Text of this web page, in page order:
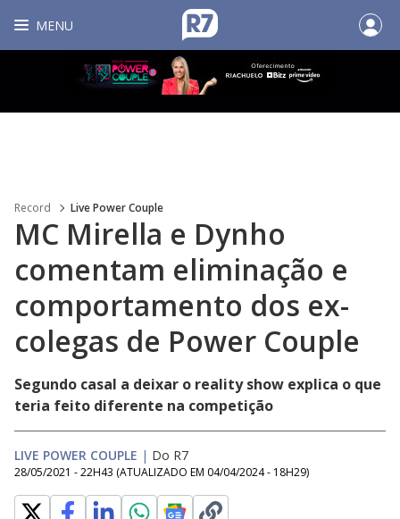
MENU
Record Live Power Couple
MC Mirella e Dynho
comentam eliminação e
comportamento dos ex-
colegas de Power Couple
Segundo casal a deixar o reality show explica o que
teria feito diferente na competição
LIVE POWER COUPLE | Do R7
28/05/2021 - 22H43 (ATUALIZADO EM 04/04/2024 - 18H29)